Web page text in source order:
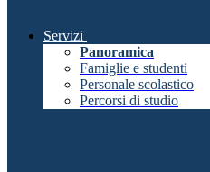
Servizi
Panoramica
Famiglie e studenti
Personale scolastico
Percorsi di studio